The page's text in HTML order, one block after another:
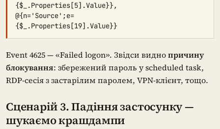
{$_.Properties[5].Value}},
@{n='Source';e=
{$_.Properties[19].Value}}
Event 4625 — «Failed logon». Звідси виднопричину
блокування: збережений пароль у scheduled task,
RDP-сесія з застарілим паролем, VPN-клієнт, тощо.
Сценарій 3. Падіння застосунку —
шукаємо крашдампи